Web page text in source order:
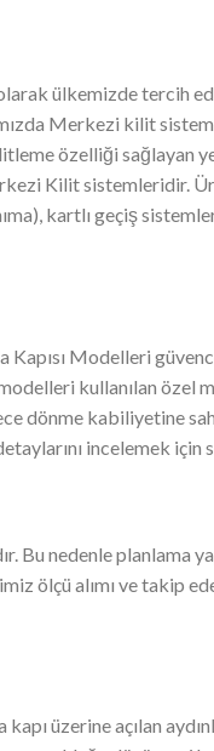
olarak ülkemizde tercih
Merkezi kilit
özelliği sağlayan
Kilit sistemleridir.
kartlı geçiş
Kapısı Modelleri
kullanılan özel
dönme kabiliyetine
incelemek
Bu nedenle planlama
ölçü alımı ve takip
üzerine açılan